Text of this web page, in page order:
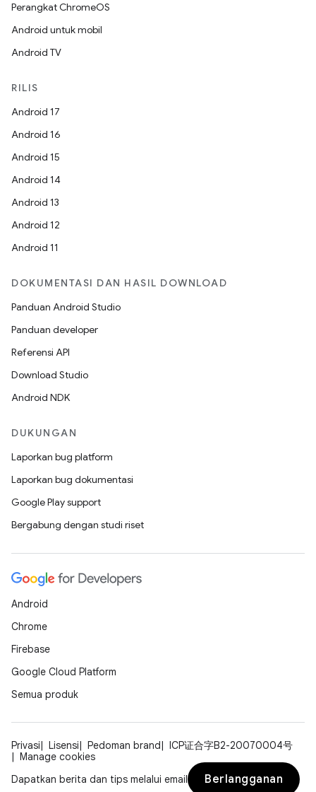
Perangkat ChromeOS
Android untuk mobil
Android TV
RILIS
Android 17
Android 16
Android 15
Android 14
Android 13
Android 12
Android 11
DOKUMENTASI DAN HASIL DOWNLOAD
Panduan Android Studio
Panduan developer
Referensi API
Download Studio
Android NDK
DUKUNGAN
Laporkan bug platform
Laporkan bug dokumentasi
Google Play support
Bergabung dengan studi riset
Android
Chrome
Firebase
Google Cloud Platform
Semua produk
Privasi Lisensi Pedoman brand
ICP证合字B2-20070004号
Manage cookies
Dapatkan berita dan tips melalui email
Berlangganan